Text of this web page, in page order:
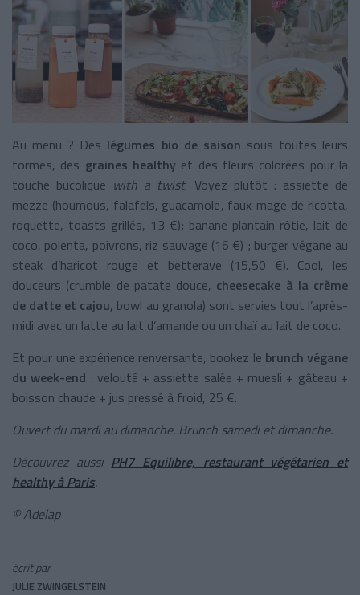
Au menu ? Des légumes bio de saison sous toutes leurs
formes, des graines healthy et des fleurs colorées pour la
touche bucolique with a twist. Voyez plutôt : assiette de
mezze (houmous, falafels, guacamole, faux-mage de ricotta,
roquette, toasts grillés, 13 €); banane plantain rôtie, lait de
coco, polenta, poivrons, riz sauvage (16 €) ; burger végane au
steak d’haricot rouge et betterave (15,50 €). Cool, les
douceurs (crumble de patate douce, cheesecake à la crème
de datte et cajou, bowl au granola) sont servies tout l’après-
midi avec un latte au lait d’amande ou un chaï au lait de coco.
Et pour une expérience renversante, bookez le brunch végane
du week-end : velouté + assiette salée + muesli + gâteau +
boisson chaude + jus pressé à froid, 25 €.
Ouvert du mardi au dimanche. Brunch samedi et dimanche.
Découvrez aussi PH7 Equilibre, restaurant végétarien et
healthy à Paris.
© Adelap
écrit par
JULIE ZWINGELSTEIN